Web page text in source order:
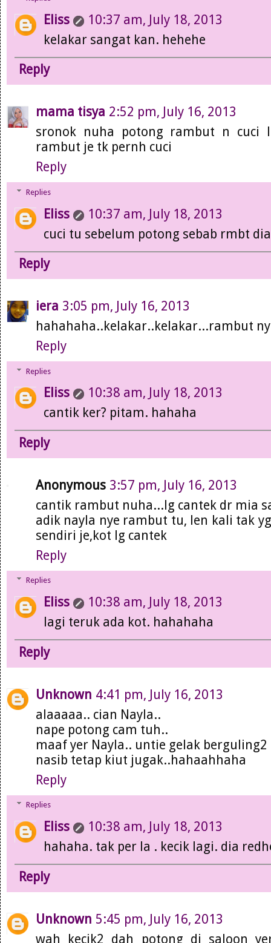
Eliss
10:37 am, July 18, 2013
kelakar sangat kan. hehehe
Reply
mama tisya 2:52 pm, July 16, 2013
sronok nuha potong rambut n cuci
rambut je tk pernh cuci
Reply
Replies
Eliss
10:37 am, July 18, 2013
cuci tu sebelum potong sebab rmbt
Reply
iera 3:05 pm, July 16, 2013
hahahaha..kelakar..kelakar...rambut
Reply
Replies
Eliss
10:38 am, July 18, 2013
cantik ker? pitam. hahaha
Reply
Anonymous 3:57 pm, July 16, 2013
cantik rambut nuha...lg cantek dr mia
adik nayla nye rambut tu, len kali tak
sendiri je,kot lg cantek
Reply
Replies
Eliss
10:38 am, July 18, 2013
lagi teruk ada kot. hahahaha
Reply
Unknown 4:41 pm, July 16, 2013
alaaaaa.. cian Nayla..
nape potong cam tuh..
maaf yer Nayla.. untie gelak berguling2
nasib tetap kiut jugak..hahaahhaha
Reply
Replies
Eliss
10:38 am, July 18, 2013
hahaha. tak per la . kecik lagi. dia
Reply
Unknown 5:45 pm, July 16, 2013
wah kecik2 dah potong di saloon